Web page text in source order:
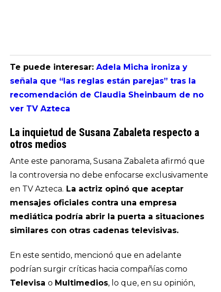
Te puede interesar: Adela Micha ironiza y
señala que “las reglas están parejas” tras la
recomendación de Claudia Sheinbaum de no
ver TV Azteca
La inquietud de Susana Zabaleta respecto a
otros medios
Ante este panorama, Susana Zabaleta afirmó que
la controversia no debe enfocarse exclusivamente
en TV Azteca. La actriz opinó que aceptar
mensajes oficiales contra una empresa
mediática podría abrir la puerta a situaciones
similares con otras cadenas televisivas.
En este sentido, mencionó que en adelante
podrían surgir críticas hacia compañías como
Televisa o Multimedios, lo que, en su opinión,